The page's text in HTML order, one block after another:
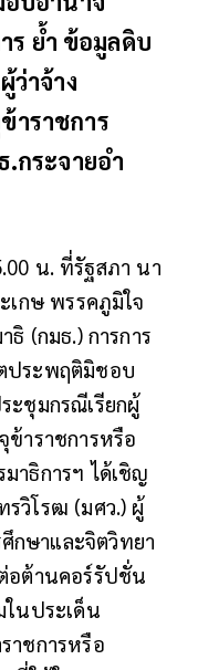
ร ย้ำ ข้อมูลดิบ
ว่าจ้าง
าราชการ
กระจายอำ
น. ที่รัฐสภา นา
เกษ พรรคภูมิใจ
(กมธ.) การการ
ประพฤติมิชอบ
ะชุมกรณีเรียกผู้
ข้าราชการหรือ
าธิการฯ ได้เชิญ
วิโรฒ (มศว.) ผู้
กษาและจิตวิทยา
อต้านคอร์รัปชั่น
ในประเด็น
าชการหรือ